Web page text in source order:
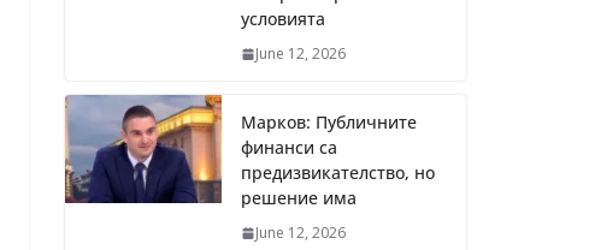
условията
June 12, 2026
Марков: Публичните
финанси са
предизвикателство, но
решение има
June 12, 2026